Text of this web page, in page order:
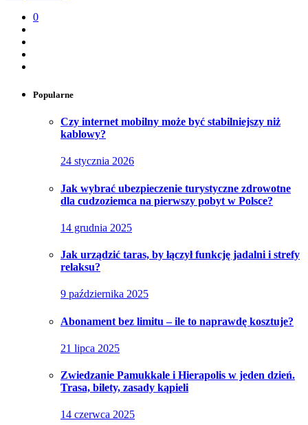
0
Popularne
Czy internet mobilny może być stabilniejszy niż
kablowy?
24 stycznia 2026
Jak wybrać ubezpieczenie turystyczne zdrowotne
dla cudzoziemca na pierwszy pobyt w Polsce?
14 grudnia 2025
Jak urządzić taras, by łączył funkcję jadalni i strefy
relaksu?
9 października 2025
Abonament bez limitu – ile to naprawdę kosztuje?
21 lipca 2025
Zwiedzanie Pamukkale i Hierapolis w jeden dzień.
Trasa, bilety, zasady kąpieli
14 czerwca 2025